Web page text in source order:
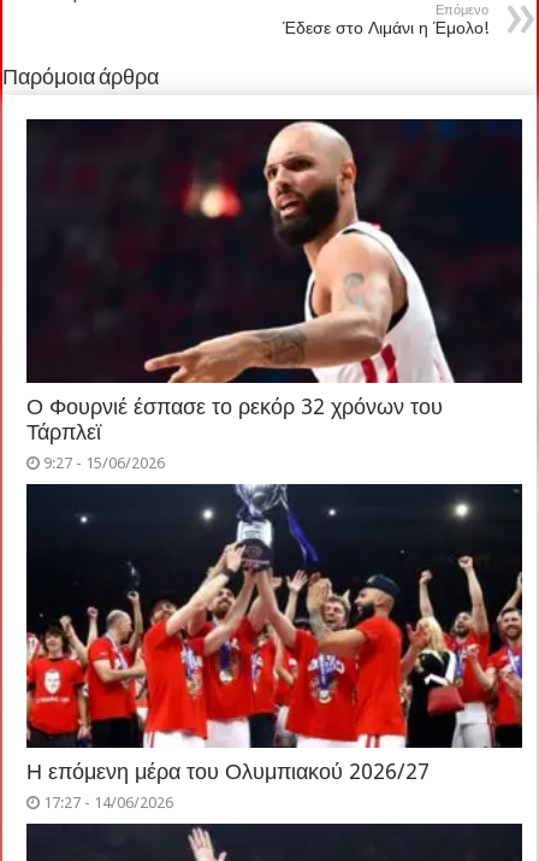
Επόμενο
Έδεσε στο Λιμάνι η Έμολο!
Παρόμοια άρθρα
Ο Φουρνιέ έσπασε το ρεκόρ 32 χρόνων του
Τάρπλεϊ
9:27 - 15/06/2026
Η επόμενη μέρα του Ολυμπιακού 2026/27
17:27 - 14/06/2026